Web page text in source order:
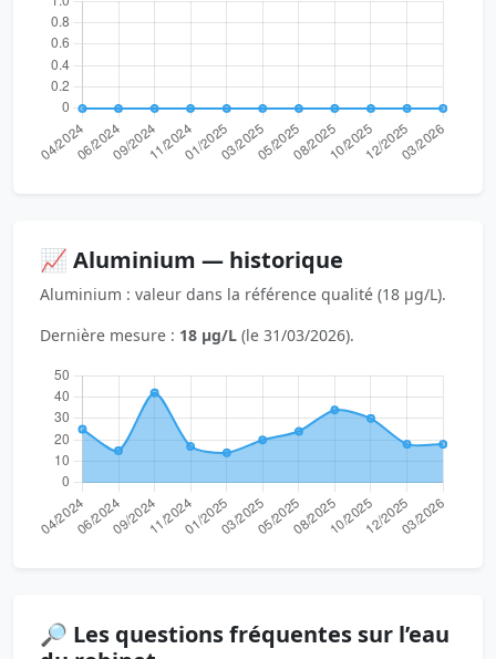
📈 Aluminium — historique
Aluminium : valeur dans la référence qualité (18 µg/L).
Dernière mesure : 18 µg/L (le 31/03/2026).
🔎 Les questions fréquentes sur l’eau